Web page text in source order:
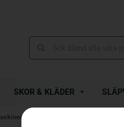
SKOR & KLÄDER
»